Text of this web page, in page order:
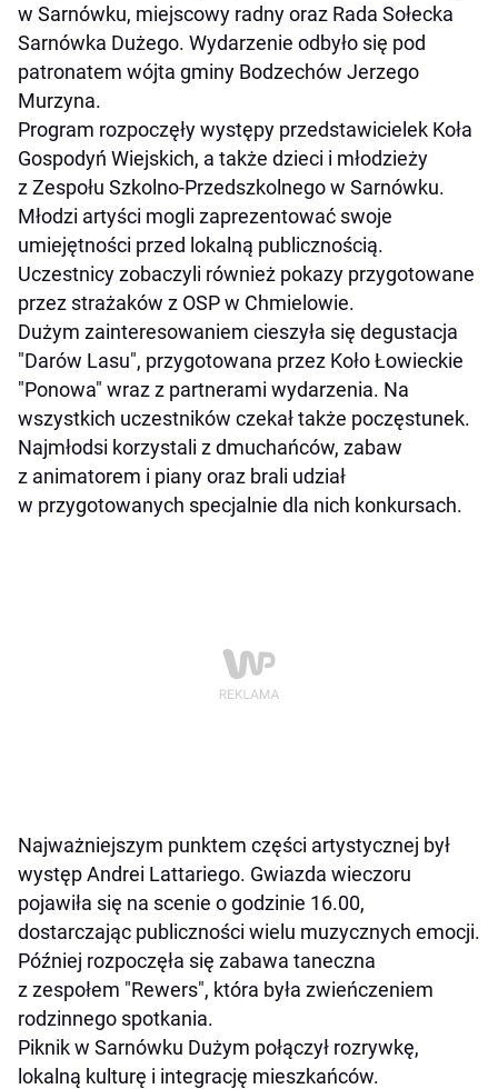
w Sarnówku, miejscowy radny oraz Rada Sołecka
Sarnówka Dużego. Wydarzenie odbyło się pod
patronatem wójta gminy Bodzechów Jerzego
Murzyna.
Program rozpoczęły występy przedstawicielek Koła
Gospodyń Wiejskich, a także dzieci i młodzieży
z Zespołu Szkolno-Przedszkolnego w Sarnówku.
Młodzi artyści mogli zaprezentować swoje
umiejętności przed lokalną publicznością.
Uczestnicy zobaczyli również pokazy przygotowane
przez strażaków z OSP w Chmielowie.
Dużym zainteresowaniem cieszyła się degustacja
"Darów Lasu", przygotowana przez Koło Łowieckie
"Ponowa" wraz z partnerami wydarzenia. Na
wszystkich uczestników czekał także poczęstunek.
Najmłodsi korzystali z dmuchańców, zabaw
z animatorem i piany oraz brali udział
w przygotowanych specjalnie dla nich konkursach.
Najważniejszym punktem części artystycznej był
występ Andrei Lattariego. Gwiazda wieczoru
pojawiła się na scenie o godzinie 16.00,
dostarczając publiczności wielu muzycznych emocji.
Później rozpoczęła się zabawa taneczna
z zespołem "Rewers", która była zwieńczeniem
rodzinnego spotkania.
Piknik w Sarnówku Dużym połączył rozrywkę,
lokalną kulturę i integrację mieszkańców.